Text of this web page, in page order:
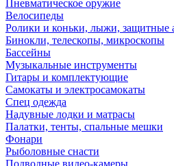
Пневматическое оружие
Велосипеды
Ролики и коньки, лыжи, защитные
Бинокли, телескопы, микроскопы
Бассейны
Музыкальные инструменты
Гитары и комплектующие
Самокаты и электросамокаты
Спец одежда
Надувные лодки и матрасы
Палатки, тенты, спальные мешки
Фонари
Рыболовные снасти
Подводные видео-камеры